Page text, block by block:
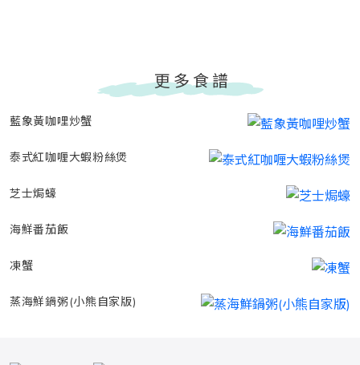
更多食譜
藍象黃咖哩炒蟹
泰式紅咖喱大蝦粉絲煲
芝士焗蠔
海鮮番茄飯
凍蟹
蒸海鮮鍋粥(小熊自家版)